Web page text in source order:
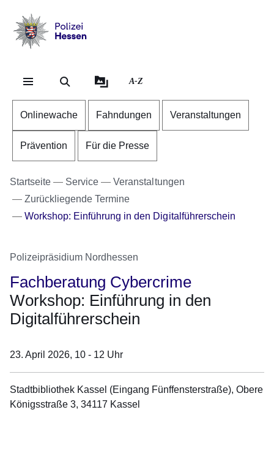
Hessen
A-Z
Onlinewache Fahndungen Veranstaltungen
Prävention Für die Presse
Startseite Service
Veranstaltungen
Zurückliegende Termine
Workshop: Einführung in den Digitalführerschein
Polizeipräsidium Nordhessen
Fachberatung Cybercrime
Workshop: Einführung in den
Digitalführerschein
23. April 2026, 10 - 12 Uhr
Stadtbibliothek Kassel (Eingang Fünffensterstraße), Obere
Königsstraße 3, 34117 Kassel